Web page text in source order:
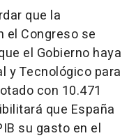
que la
el Congreso se
el Gobierno haya
y Tecnológico para
con 10.471
que España
su gasto en el